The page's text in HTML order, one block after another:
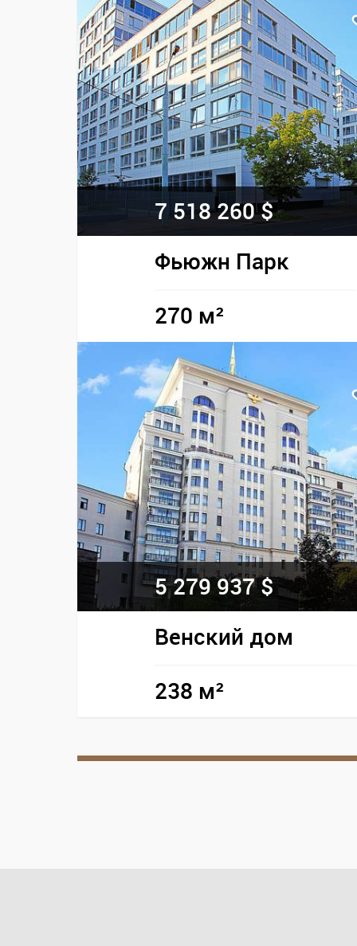
7 518 260 $
Фьюжн Парк
270 м²
5 279 937 $
Венский дом
238 м²